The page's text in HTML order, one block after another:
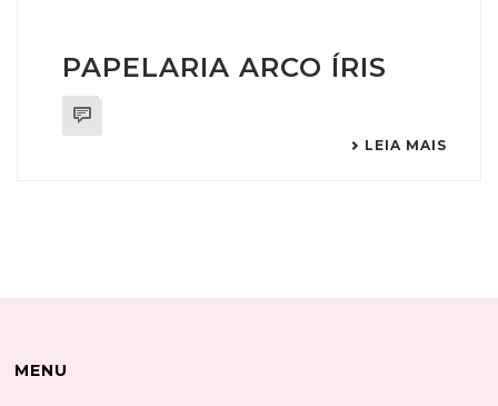
PAPELARIA ARCO ÍRIS
0
LEIA MAIS
MENU